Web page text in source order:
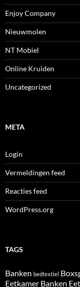
Enjoy Company
Nieuwmolen
NT Mobiel
Online Kruiden
Uncategorized
META
Login
Vermeldingen feed
Reacties feed
WordPress.org
TAGS
Banken bedtextiel
Eetkamer Banken